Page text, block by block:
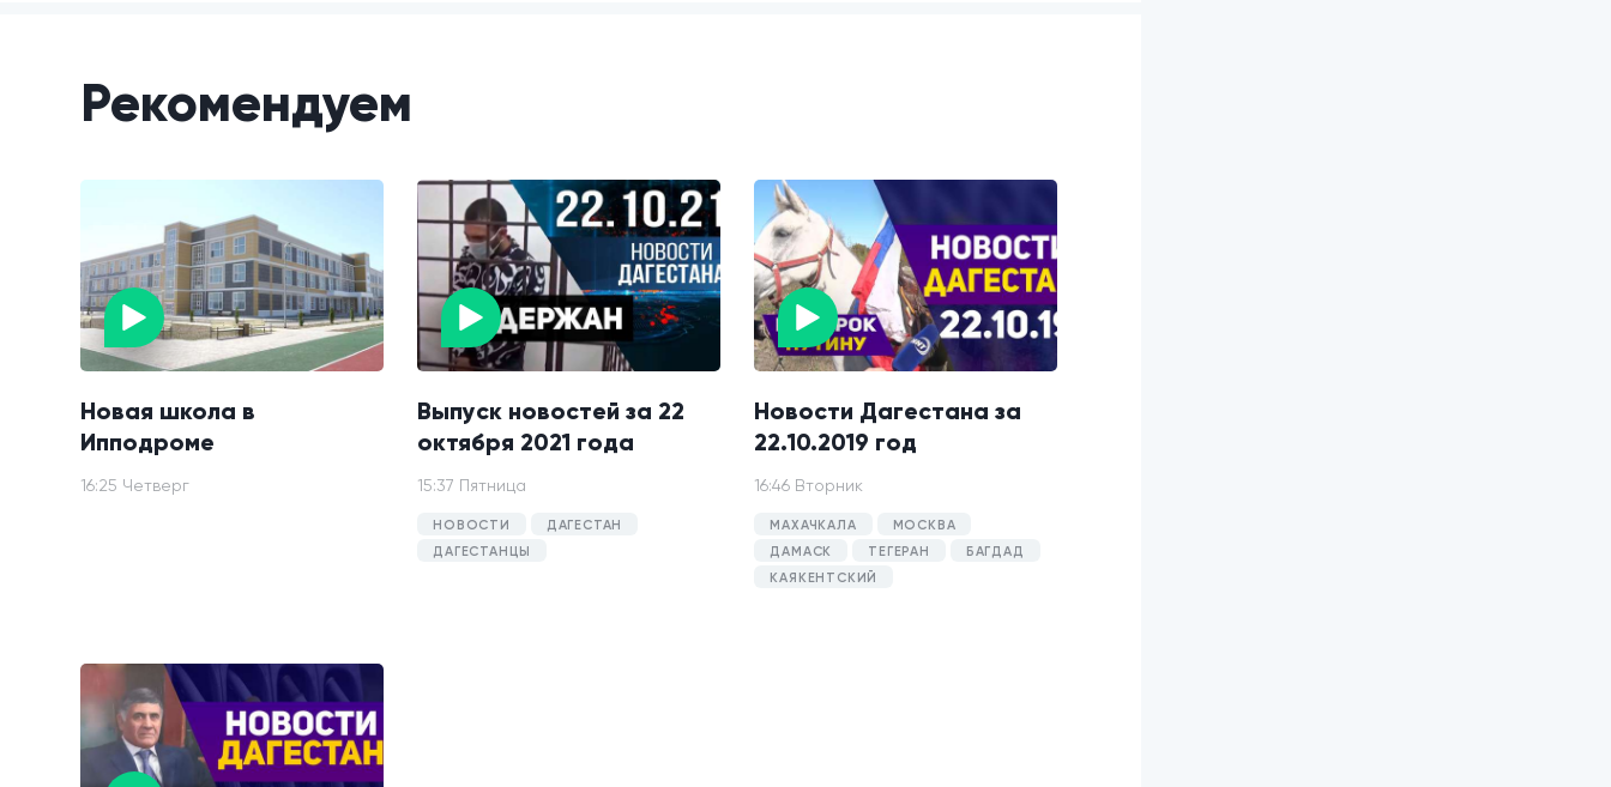
Рекомендуем
Новая школа в
Ипподроме
16:25 Четверг
Выпуск новостей за 22
октября 2021 года
15:37 Пятница
НОВОСТИ
ДАГЕСТАН
ДАГЕСТАНЦЫ
Новости Дагестана за
22.10.2019 год
16:46 Вторник
МАХАЧКАЛА
МОСКВА
ДАМАСК
ТЕГЕРАН
БАГДАД
КАЯКЕНТСКИЙ